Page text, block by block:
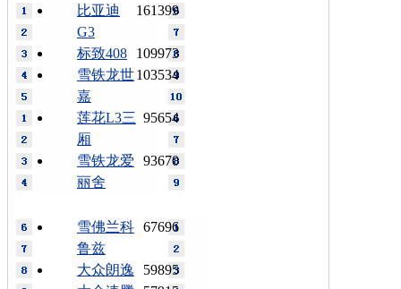
161399
比亚迪
G3
109973
标致408
103534
雪铁龙世
嘉
95654
莲花L3三
厢
93670
雪铁龙爱
丽舍
67696
雪佛兰科
鲁兹
59895
大众朗逸